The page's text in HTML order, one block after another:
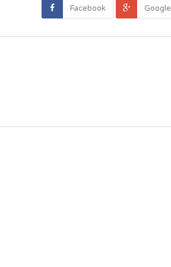
Google
Facebook